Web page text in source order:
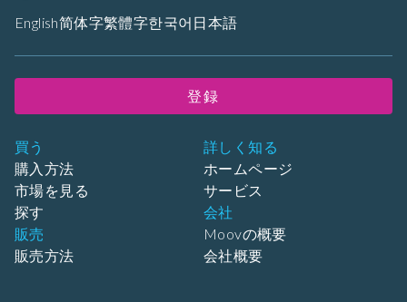
買う
購入方法
市場を見る
探す
販売
販売方法
詳しく知る
ホームページ
サービス
会社
Moovの概要
会社概要
English简体字繁體字한국어 日本語
登録